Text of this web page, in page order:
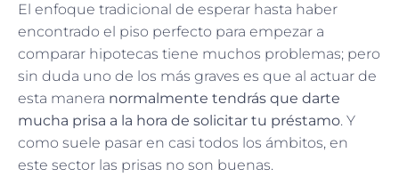
El enfoque tradicional de esperar hasta haber
encontrado el piso perfecto para empezar a
comparar hipotecas tiene muchos problemas; pero
sin duda uno de los más graves es que al actuar de
esta manera normalmente tendrás que darte
mucha prisa a la hora de solicitar tu préstamo. Y
como suele pasar en casi todos los ámbitos, en
este sector las prisas no son buenas.